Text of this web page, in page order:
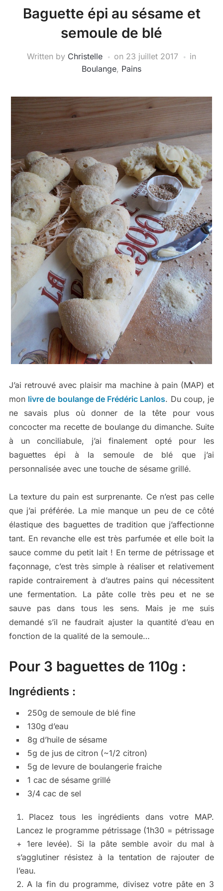
Baguette épi au sésame et
semoule de blé
Written by Christelle on 23 juillet 2017
in
Boulange, Pains
J’ai retrouvé avec plaisir ma machine à pain (MAP) et
mon livre de boulange de Frédéric Lanlos. Du coup, je
ne savais plus où donner de la tête pour vous
concocter ma recette de boulange du dimanche. Suite
à un conciliabule, j’ai finalement opté pour les
baguettes épi à la semoule de blé que j’ai
personnalisée avec une touche de sésame grillé.
La texture du pain est surprenante. Ce n’est pas celle
que j’ai préférée. La mie manque un peu de ce côté
élastique des baguettes de tradition que j’affectionne
tant. En revanche elle est très parfumée et elle boit la
sauce comme du petit lait ! En terme de pétrissage et
façonnage, c’est très simple à réaliser et relativement
rapide contrairement à d’autres pains qui nécessitent
une fermentation. La pâte colle très peu et ne se
sauve pas dans tous les sens. Mais je me suis
demandé s’il ne faudrait ajuster la quantité d’eau en
fonction de la qualité de la semoule…
Pour 3 baguettes de 110g :
Ingrédients :
250g de semoule de blé fine
130g d’eau
8g d’huile de sésame
5g de jus de citron (~1/2 citron)
5g de levure de boulangerie fraiche
1 cac de sésame grillé
3/4 cac de sel
Placez tous les ingrédients dans votre MAP.
Lancez le programme pétrissage (1h30 = pétrissage
+ 1ere levée). Si la pâte semble avoir du mal à
s’agglutiner résistez à la tentation de rajouter de
l’eau.
A la fin du programme, divisez votre pâte en 3